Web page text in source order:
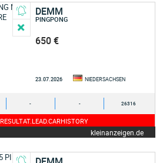
DEMM
PINGPONG
650 €
23.07.2026 NIEDERSACHSEN
- - 26316
kleinanzeigen.de